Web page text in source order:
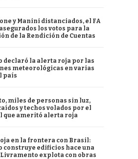
y Manini distanciados, el FA
los votos para la
de la Rendición de Cuentas
declaró la alerta roja por las
meteorológicas en varias
país
miles de personas sin luz,
y techos volados por el
que ameritó alerta roja
en la frontera con Brasil:
construye edificios hace una
Livramento explota con obras